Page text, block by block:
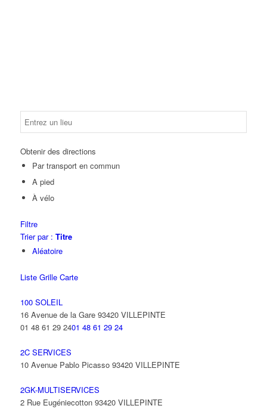
Obtenir des directions
Par transport en commun
A pied
À vélo
Filtre
Trier par : Titre
Aléatoire
Liste Grille Carte
100 SOLEIL
16 Avenue de la Gare 93420 VILLEPINTE
01 48 61 29 2401 48 61 29 24
2C SERVICES
10 Avenue Pablo Picasso 93420 VILLEPINTE
2GK-MULTISERVICES
2 Rue Eugéniecotton 93420 VILLEPINTE